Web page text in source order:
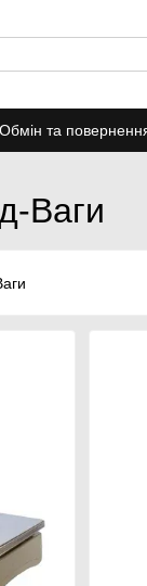
Обмін та
Ваги